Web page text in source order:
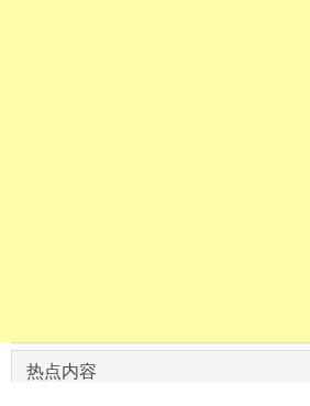
热点内容